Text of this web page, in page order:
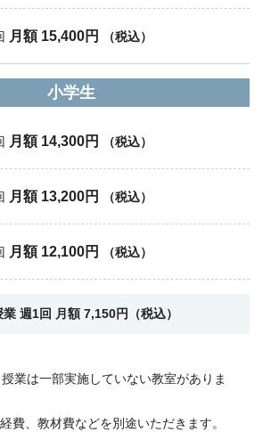
月額 15,400円 （税込）
小学生
月額 14,300円 （税込）
月額 13,200円 （税込）
月額 12,100円 （税込）
週1回 月額 7,150円（税込）
業は一部実施していない教室がありま
費、教材費などを別途いただきます。